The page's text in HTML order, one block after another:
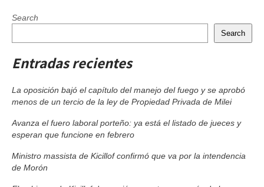
Search
Search
Entradas recientes
La oposición bajó el capítulo del manejo del fuego y se aprobó
menos de un tercio de la ley de Propiedad Privada de Milei
Avanza el fuero laboral porteño: ya está el listado de jueces y
esperan que funcione en febrero
Ministro massista de Kicillof confirmó que va por la intendencia
de Morón